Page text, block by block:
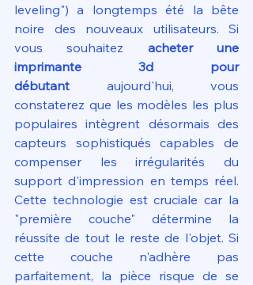
leveling") a longtemps été la bête
noire des nouveaux utilisateurs. Si
vous souhaitez acheter une
imprimante 3d pour
débutant aujourd'hui, vous
constaterez que les modèles les plus
populaires intègrent désormais des
capteurs sophistiqués capables de
compenser les irrégularités du
support d'impression en temps réel.
Cette technologie est cruciale car la
"première couche" détermine la
réussite de tout le reste de l'objet. Si
cette couche n'adhère pas
parfaitement, la pièce risque de se